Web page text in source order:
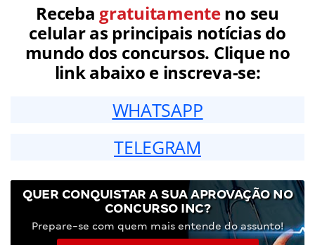
Receba gratuitamenteno seu
celular as principais notícias do
mundo dos concursos. Clique no
link abaixo e inscreva-se:
WHATSAPP
TELEGRAM
QUER CONQUISTAR A SUA APROVAÇÃO NO
CONCURSO INC?
Prepare-se com quem mais entende do assunto!